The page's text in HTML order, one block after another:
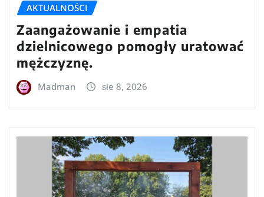
AKTUALNOŚCI
Zaangażowanie i empatia
dzielnicowego pomogły uratować
mężczyznę.
Madman sie 8, 2026